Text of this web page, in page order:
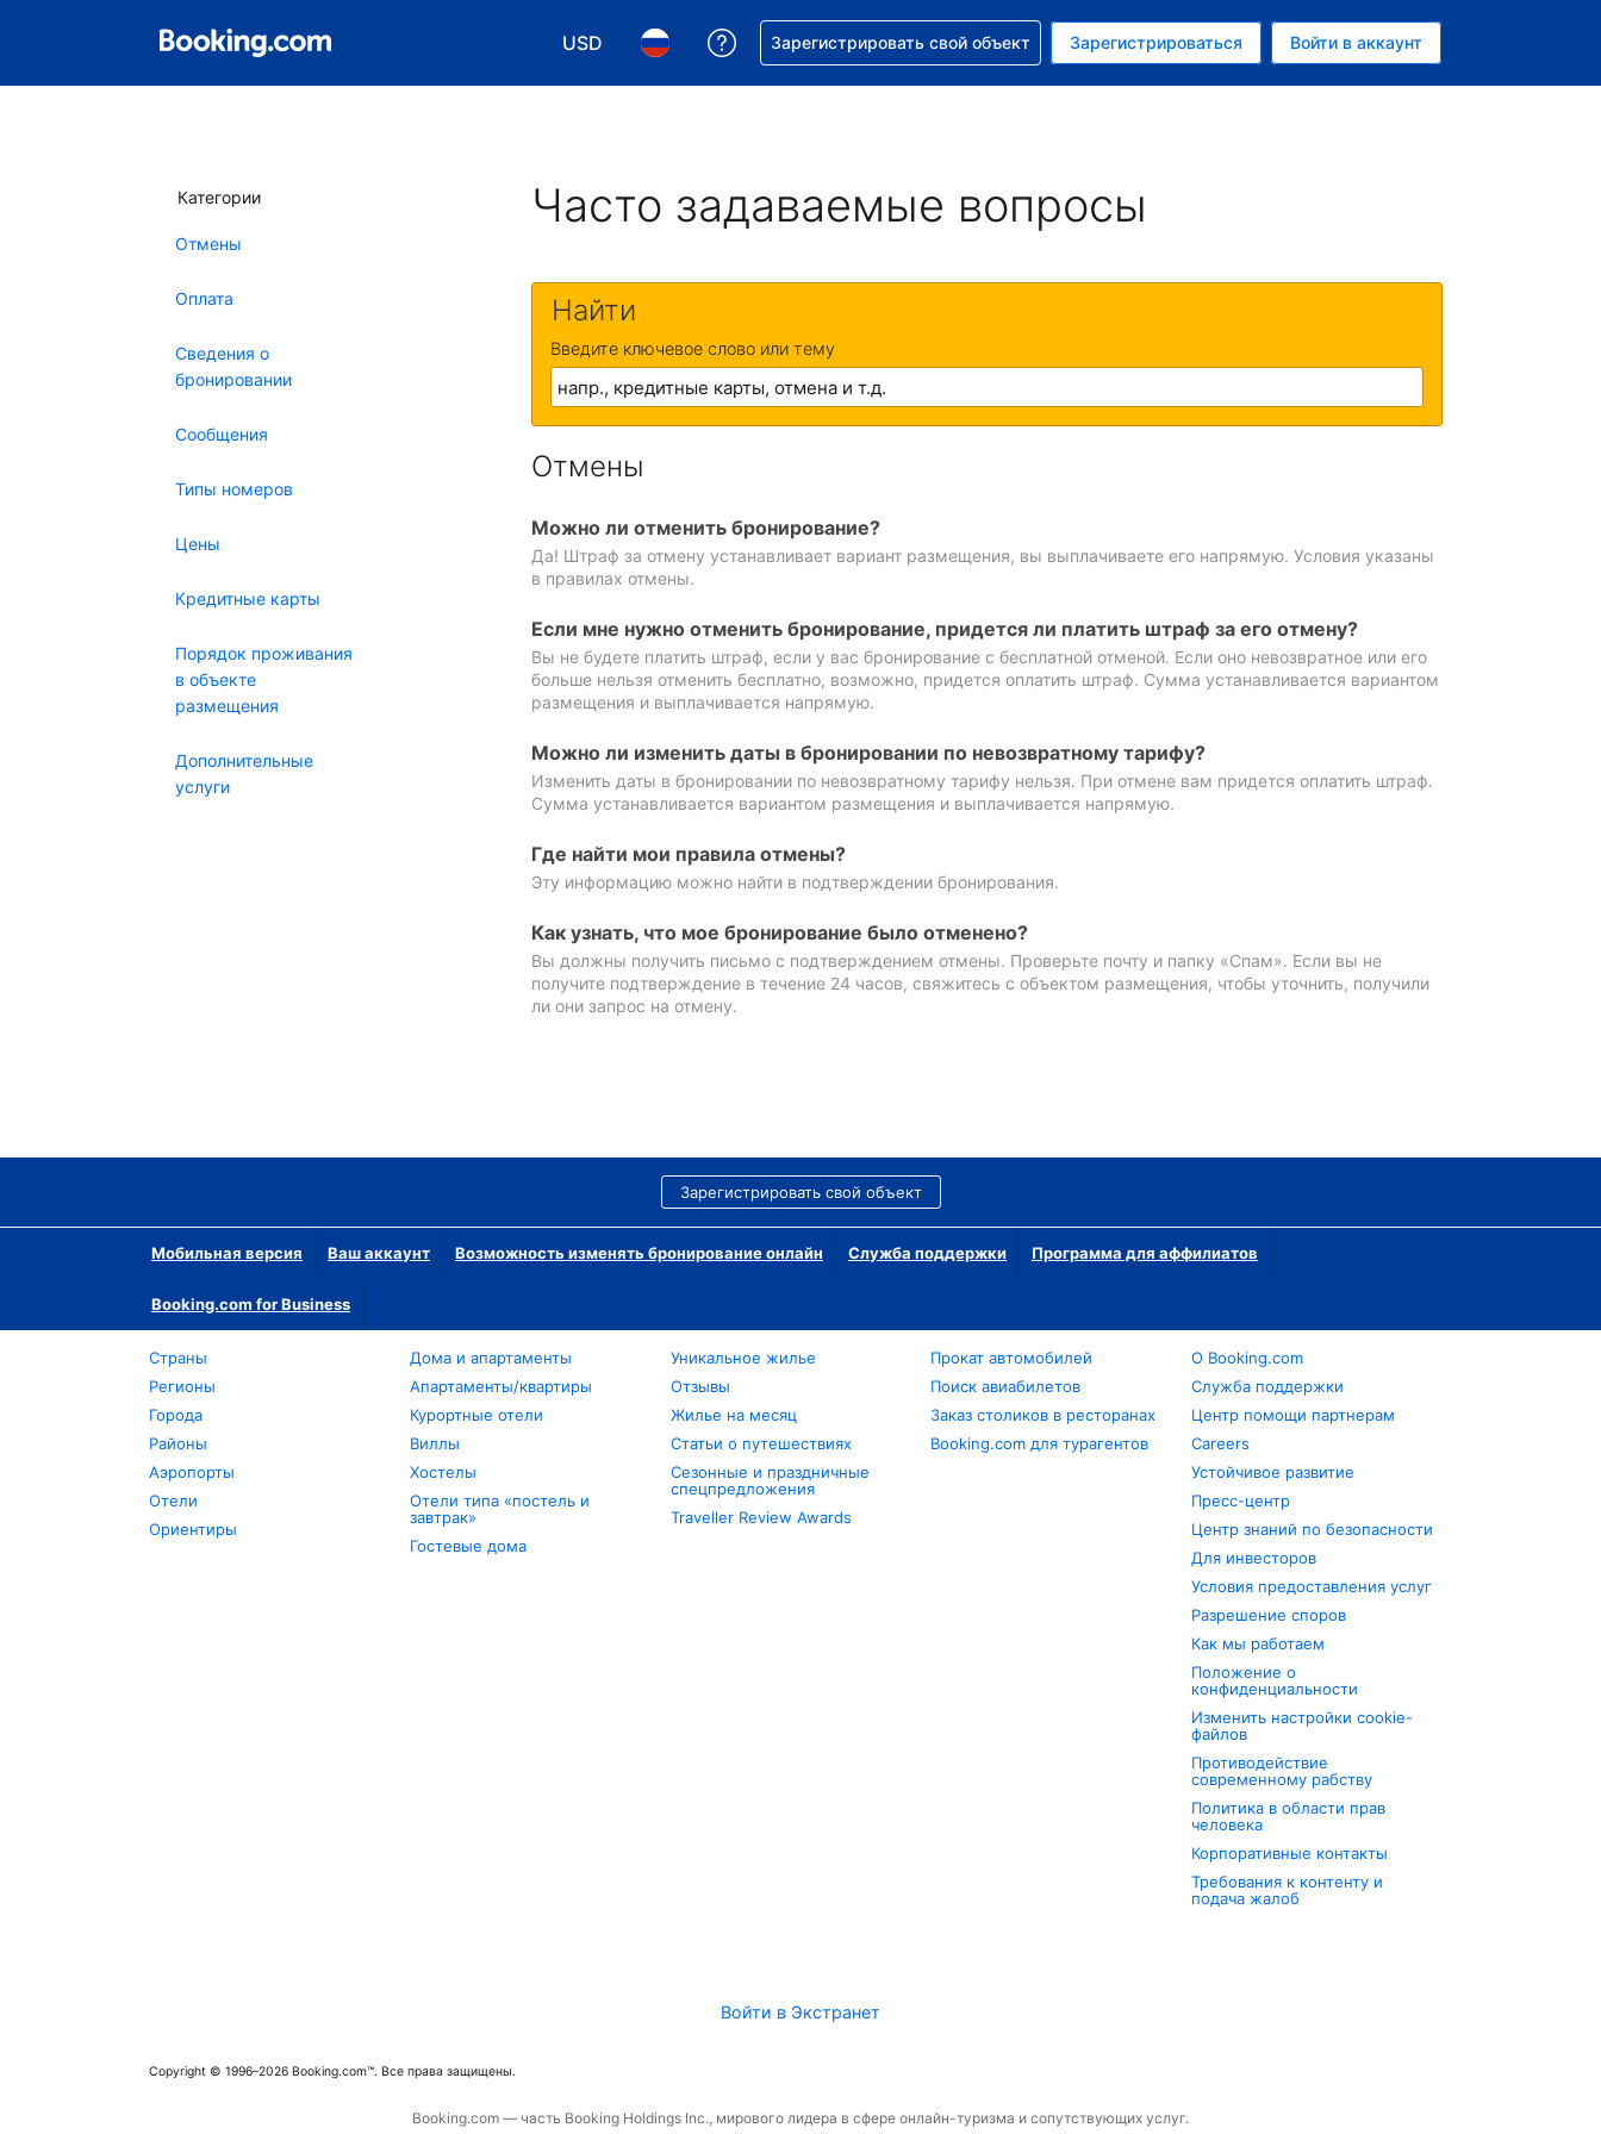
USD
Выберите валюту. Текущая валюта — Доллар США
Выберите язык. Текущий язык — На русском
Получите помощь с бронированием
Зарегистрировать свой объект Зарегистрироваться Войти в аккаунт
Категории
Отмены
Оплата
Сведения о
бронировании
Сообщения
Типы номеров
Цены
Кредитные карты
Порядок проживания
в объекте
размещения
Дополнительные
услуги
Часто задаваемые вопросы
Найти
Введите ключевое слово или тему
Отмены
Можно ли отменить бронирование?
Да! Штраф за отмену устанавливает вариант размещения, вы выплачиваете его напрямую. Условия указаны
в правилах отмены.
Если мне нужно отменить бронирование, придется ли платить штраф за его отмену?
Вы не будете платить штраф, если у вас бронирование с бесплатной отменой. Если оно невозвратное или его
больше нельзя отменить бесплатно, возможно, придется оплатить штраф. Сумма устанавливается вариантом
размещения и выплачивается напрямую.
Можно ли изменить даты в бронировании по невозвратному тарифу?
Изменить даты в бронировании по невозвратному тарифу нельзя. При отмене вам придется оплатить штраф.
Сумма устанавливается вариантом размещения и выплачивается напрямую.
Где найти мои правила отмены?
Эту информацию можно найти в подтверждении бронирования.
Как узнать, что мое бронирование было отменено?
Вы должны получить письмо с подтверждением отмены. Проверьте почту и папку «Спам». Если вы не
получите подтверждение в течение 24 часов, свяжитесь с объектом размещения, чтобы уточнить, получили
ли они запрос на отмену.
Зарегистрировать свой объект
Мобильная версия Ваш аккаунт Возможность изменять бронирование онлайн Служба поддержки Программа для аффилиатов
Booking.com for Business
Страны
Регионы
Города
Районы
Аэропорты
Отели
Ориентиры
Дома и апартаменты
Апартаменты/квартиры
Курортные отели
Виллы
Хостелы
Отели типа «постель и
завтрак»
Гостевые дома
Уникальное жилье
Отзывы
Жилье на месяц
Статьи о путешествиях
Сезонные и праздничные
спецпредложения
Traveller Review Awards
Прокат автомобилей
Поиск авиабилетов
Заказ столиков в ресторанах
Booking.com для турагентов
О Booking.com
Служба поддержки
Центр помощи партнерам
Careers
Устойчивое развитие
Пресс-центр
Центр знаний по безопасности
Для инвесторов
Условия предоставления услуг
Разрешение споров
Как мы работаем
Положение о
конфиденциальности
Изменить настройки cookie-
файлов
Противодействие
современному рабству
Политика в области прав
человека
Корпоративные контакты
Требования к контенту и
подача жалоб
Войти в Экстранет
Copyright © 1996–2026 Booking.com™. Все права защищены.
Booking.com — часть Booking Holdings Inc., мирового лидера в сфере онлайн-туризма и сопутствующих услуг.